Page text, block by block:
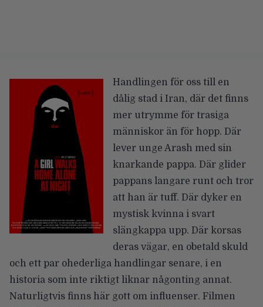
Handlingen för oss till en
dålig stad i Iran, där det finns
mer utrymme för trasiga
människor än för hopp. Där
lever unge Arash med sin
knarkande pappa. Där glider
pappans langare runt och tror
att han är tuff. Där dyker en
mystisk kvinna i svart
slängkappa upp. Där korsas
deras vägar, en obetald skuld
och ett par ohederliga handlingar senare, i en
historia som inte riktigt liknar någonting annat.
Naturligtvis finns här gott om influenser. Filmen